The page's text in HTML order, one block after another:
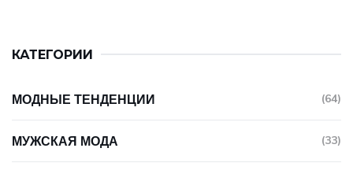
как оставаться в тренде, не забывая о комфорте и
КАТЕГОРИИ
МОДНЫЕ ТЕНДЕНЦИИ (64)
МУЖСКАЯ МОДА (33)